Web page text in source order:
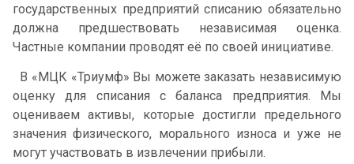
государственных предприятий списанию обязательно
должна предшествовать независимая оценка.
Частные компании проводят её по своей инициативе.
В «МЦК «Триумф» Вы можете заказать независимую
оценку для списания с баланса предприятия. Мы
оцениваем активы, которые достигли предельного
значения физического, морального износа и уже не
могут участвовать в извлечении прибыли.